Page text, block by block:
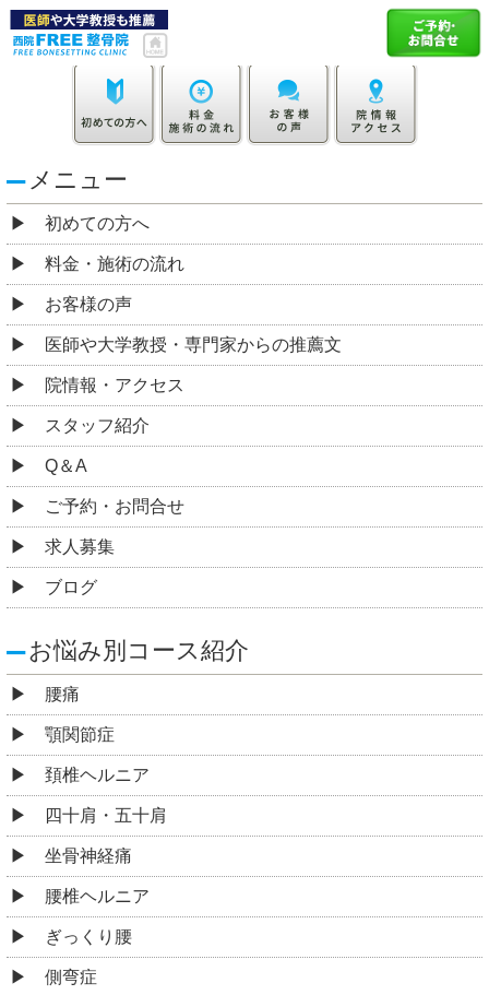
メニュー
初めての方へ
料金・施術の流れ
お客様の声
医師や大学教授・専門家からの推薦文
院情報・アクセス
スタッフ紹介
Q＆A
ご予約・お問合せ
求人募集
ブログ
お悩み別コース紹介
腰痛
顎関節症
頚椎ヘルニア
四十肩・五十肩
坐骨神経痛
腰椎ヘルニア
ぎっくり腰
側弯症